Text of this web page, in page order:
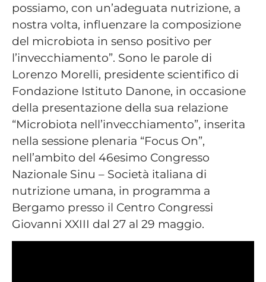
possiamo, con un’adeguata nutrizione, a
nostra volta, influenzare la composizione
del microbiota in senso positivo per
l’invecchiamento”. Sono le parole di
Lorenzo Morelli, presidente scientifico di
Fondazione Istituto Danone, in occasione
della presentazione della sua relazione
“Microbiota nell’invecchiamento”, inserita
nella sessione plenaria “Focus On”,
nell’ambito del 46esimo Congresso
Nazionale Sinu – Società italiana di
nutrizione umana, in programma a
Bergamo presso il Centro Congressi
Giovanni XXIII dal 27 al 29 maggio.